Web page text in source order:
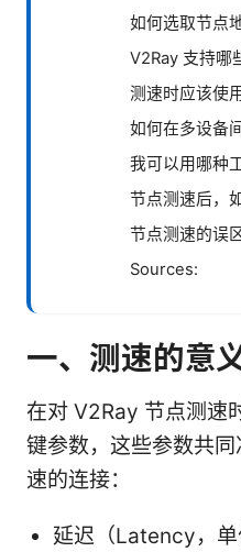
如何选取节点
V2Ray 支持哪
测速时应该使
如何在多设备
我可以用哪种
节点测速后，
节点测速的误
Sources:
一、测速的意
在对 V2Ray 节点测速
键参数，这些参数共
速的连接：
延迟（Latency，